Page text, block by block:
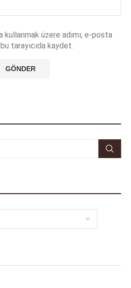
kullanmak üzere adımı, e-posta
tarayıcıda kaydet.